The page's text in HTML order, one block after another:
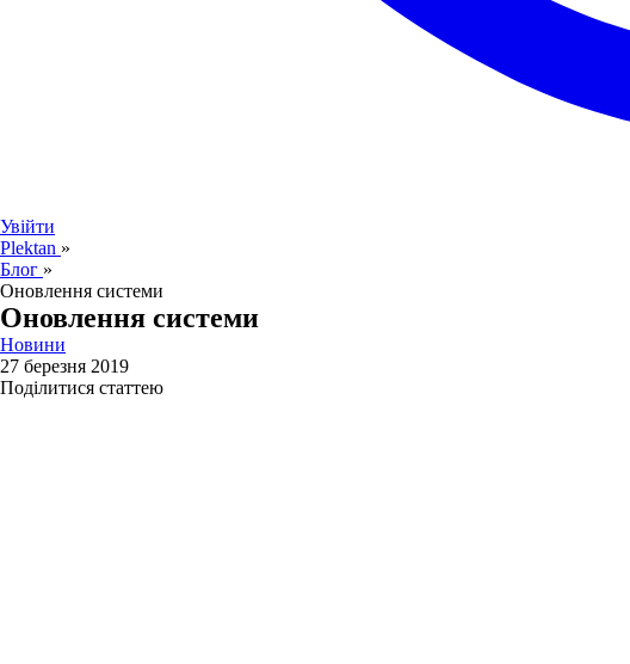
Увійти
Plektan »
Блог »
Оновлення системи
Оновлення системи
Новини
27 березня 2019
Поділитися статтею